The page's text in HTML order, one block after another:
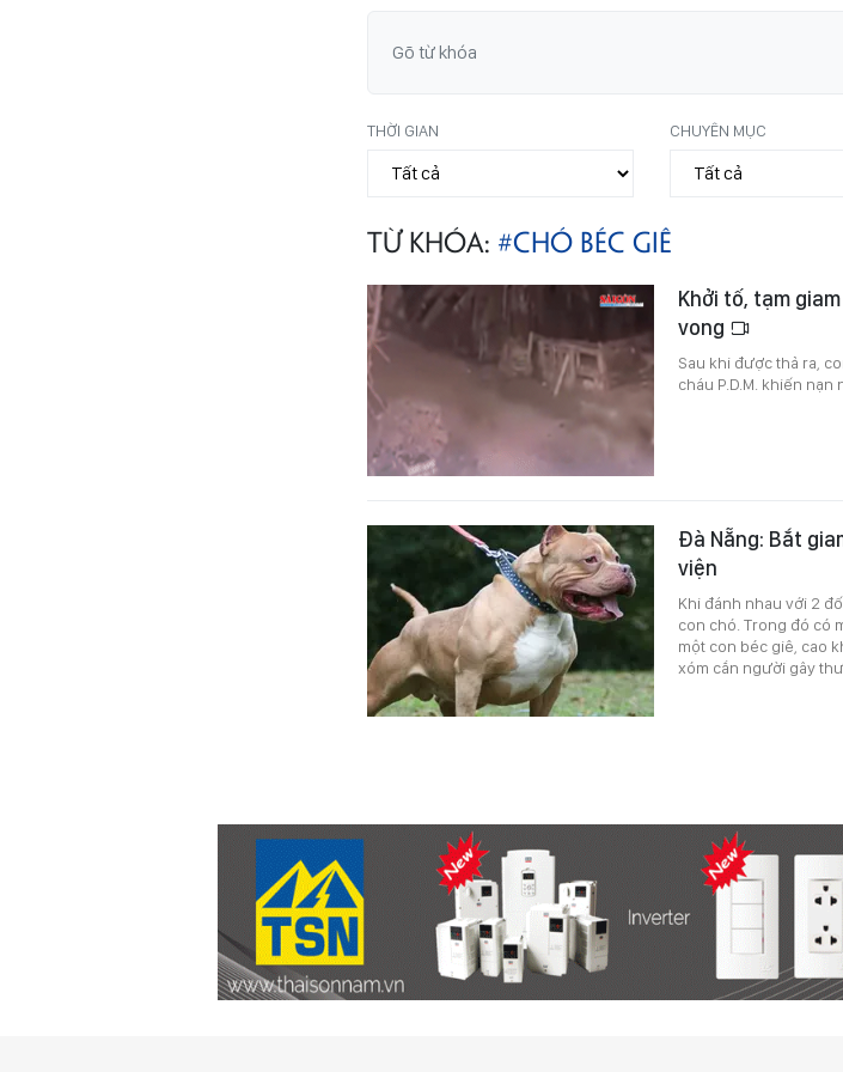
THỜI GIAN CHUYÊN MỤC
TỪ KHÓA: #CHÓ BÉC GIÊ
Khởi tố, tạm
vong
Sau khi được thả ra,
cháu P.D.M. khiến
Đà Nẵng: Bắt
viện
Khi đánh nhau với 2
con chó. Trong đó có
một con béc giê, cao
xóm cắn người gây